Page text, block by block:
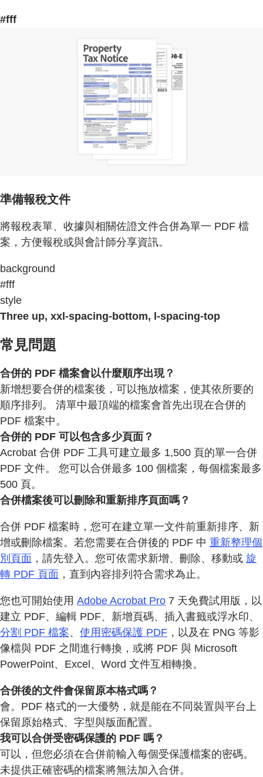
#fff
準備報稅文件
將報稅表單、收據與相關佐證文件合併為單一 PDF 檔
案，方便報稅或與會計師分享資訊。
background
#fff
style
Three up, xxl-spacing-bottom, l-spacing-top
常見問題
合併的 PDF 檔案會以什麼順序出現？
新增想要合併的檔案後，可以拖放檔案，使其依所要的
順序排列。 清單中最頂端的檔案會首先出現在合併的
PDF 檔案中。
合併的 PDF 可以包含多少頁面？
Acrobat 合併 PDF 工具可建立最多 1,500 頁的單一合併
PDF 文件。 您可以合併最多 100 個檔案，每個檔案最多
500 頁。
合併檔案後可以刪除和重新排序頁面嗎？
合併 PDF 檔案時，您可在建立單一文件前重新排序、新
增或刪除檔案。若您需要在合併後的 PDF 中 重新整理個
別頁面 ，請先登入。您可依需求新增、刪除、移動或 旋
轉 PDF 頁面 ，直到內容排列符合需求為止。
您也可開始使用 Adobe Acrobat Pro 7 天免費試用版，以
建立 PDF、編輯 PDF、新增頁碼、插入書籤或浮水印、
分割 PDF 檔案、 使用密碼保護 PDF ，以及在 PNG 等影
像檔與 PDF 之間進行轉換，或將 PDF 與 Microsoft
PowerPoint、Excel、Word 文件互相轉換。
合併後的文件會保留原本格式嗎？
會。PDF 格式的一大優勢，就是能在不同裝置與平台上
保留原始格式、字型與版面配置。
我可以合併受密碼保護的 PDF 嗎？
可以，但您必須在合併前輸入每個受保護檔案的密碼。
未提供正確密碼的檔案將無法加入合併。